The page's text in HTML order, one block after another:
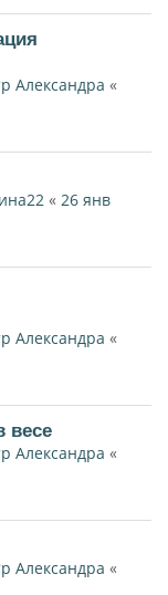
Александра «
« 26 янв
Александра «
весе
Александра «
Александра «